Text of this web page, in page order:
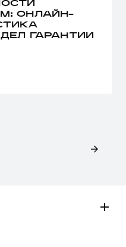
ОНЛАЙН-
ГАРАНТИИ